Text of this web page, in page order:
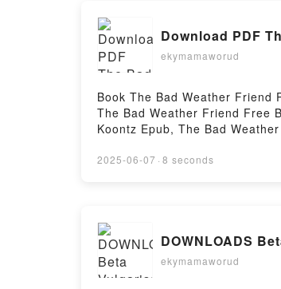
Sainton, Patrick Maître Epub
TéléchargementDownload PDF
ekymamaworud
Book The Bad Weather Friend
The Bad Weather Friend Free
Koontz Epub, The Bad
DownloadPowered by Firstory
2025-06-07 · 8 seconds
DOWNLOADS
ekymamaworud